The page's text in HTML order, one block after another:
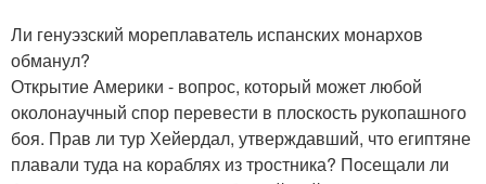
Ли генуэзский мореплаватель испанских монархов
обманул?
Открытие Америки - вопрос, который может любой
околонаучный спор перевести в плоскость рукопашного
боя. Прав ли тур Хейердал, утверждавший, что египтяне
плавали туда на кораблях из тростника? Посещали ли